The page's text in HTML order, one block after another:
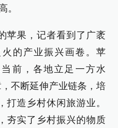
。
苹果，记者看到了广袤
的产业振兴画卷。苹
前，各地立足一方水
不断延伸产业链条，培
打造乡村休闲旅游业。
夯实了乡村振兴的物质